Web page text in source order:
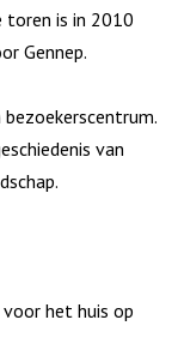
toren is in 2010
Gennep.
van
het huis op